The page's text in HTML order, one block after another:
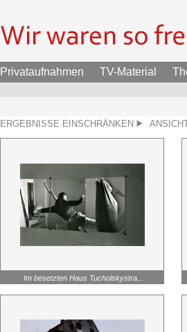
Privataufnahmen TV-Material
ERGEBNISSE EINSCHRÄNKEN
Im besetzten Haus Tucholskystra...